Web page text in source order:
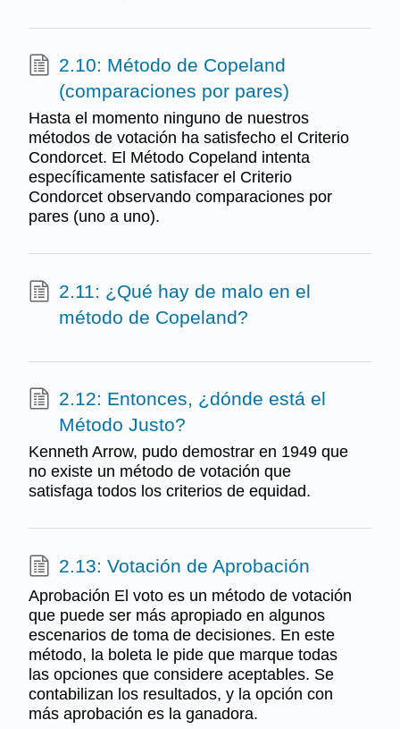
2.10: Método de Copeland
(comparaciones por pares)
Hasta el momento ninguno de nuestros
métodos de votación ha satisfecho el Criterio
Condorcet. El Método Copeland intenta
específicamente satisfacer el Criterio
Condorcet observando comparaciones por
pares (uno a uno).
2.11: ¿Qué hay de malo en el
método de Copeland?
2.12: Entonces, ¿dónde está el
Método Justo?
Kenneth Arrow, pudo demostrar en 1949 que
no existe un método de votación que
satisfaga todos los criterios de equidad.
2.13: Votación de Aprobación
Aprobación El voto es un método de votación
que puede ser más apropiado en algunos
escenarios de toma de decisiones. En este
método, la boleta le pide que marque todas
las opciones que considere aceptables. Se
contabilizan los resultados, y la opción con
más aprobación es la ganadora.